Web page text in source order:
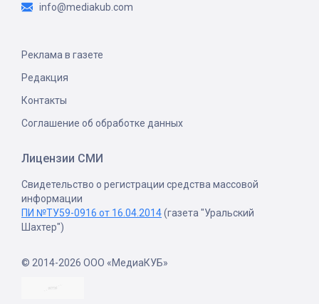
info@mediakub.com
Реклама в газете
Редакция
Контакты
Соглашение об обработке данных
Лицензии СМИ
Свидетельство о регистрации средства массовой
информации
ПИ №ТУ59-0916 от 16.04.2014(газета "Уральский
Шахтер")
© 2014-2026 ООО «МедиаКУБ»